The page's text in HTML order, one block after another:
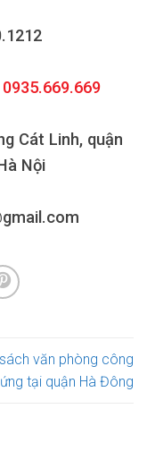
Cát Linh, quận
Nội
văn phòng công
tại quận Hà Đông